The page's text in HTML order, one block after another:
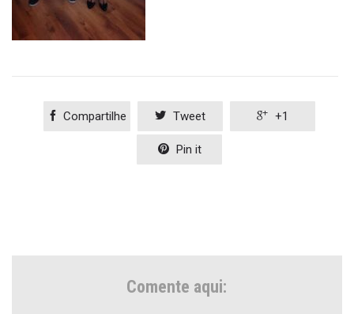
 Compartilhe  Tweet  +1
 Pin it
Comente aqui: